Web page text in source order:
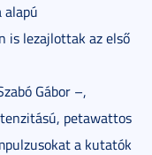
is lezajlottak az első
Gábor –,
petawattos
a kutatók